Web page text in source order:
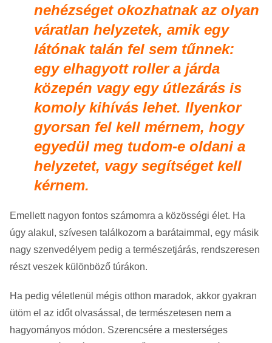
nehézséget okozhatnak az olyan
váratlan helyzetek, amik egy
látónak talán fel sem tűnnek:
egy elhagyott roller a járda
közepén vagy egy útlezárás is
komoly kihívás lehet. Ilyenkor
gyorsan fel kell mérnem, hogy
egyedül meg tudom-e oldani a
helyzetet, vagy segítséget kell
kérnem.
Emellett nagyon fontos számomra a közösségi élet. Ha
úgy alakul, szívesen találkozom a barátaimmal, egy másik
nagy szenvedélyem pedig a természetjárás, rendszeresen
részt veszek különböző túrákon.
Ha pedig véletlenül mégis otthon maradok, akkor gyakran
ütöm el az időt olvasással, de természetesen nem a
hagyományos módon. Szerencsére a mesterséges